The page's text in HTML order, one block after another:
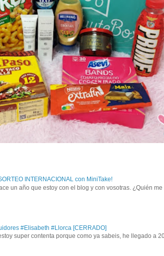
INTERNACIONAL con MiniTake!
un año que estoy con el blog y con vosotras. ¿Quién
#Elisabeth #Llorca [CERRADO]
super contenta porque como ya sabeis, he llegado a